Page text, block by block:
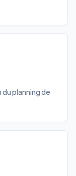
planning de